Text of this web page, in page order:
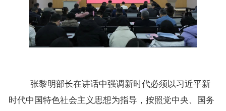
张黎明部长在讲话中强调新时代必须以习近平新
时代中国特色社会主义思想为指导，按照党中央、国务